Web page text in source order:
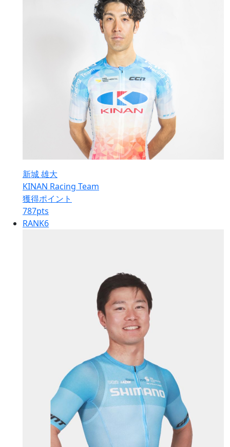
新城 雄大
KINAN Racing Team
獲得ポイント
787pts
RANK6